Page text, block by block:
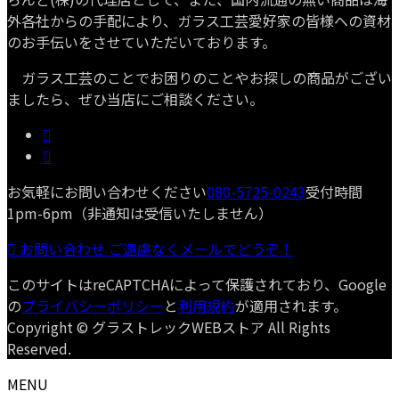
外各社からの手配により、ガラス工芸愛好家の皆様への資材
のお手伝いをさせていただいております。
ガラス工芸のことでお困りのことやお探しの商品がござい
ましたら、ぜひ当店にご相談ください。
お気軽にお問い合わせください080-5725-0243受付時間
1pm-6pm（非通知は受信いたしません）
お問い合わせ ご遠慮なくメールでどうぞ！
このサイトはreCAPTCHAによって保護されており、Google
のプライバシーポリシー と利用規約が適用されます。
Copyright © グラストレックWEBストア All Rights
Reserved.
MENU